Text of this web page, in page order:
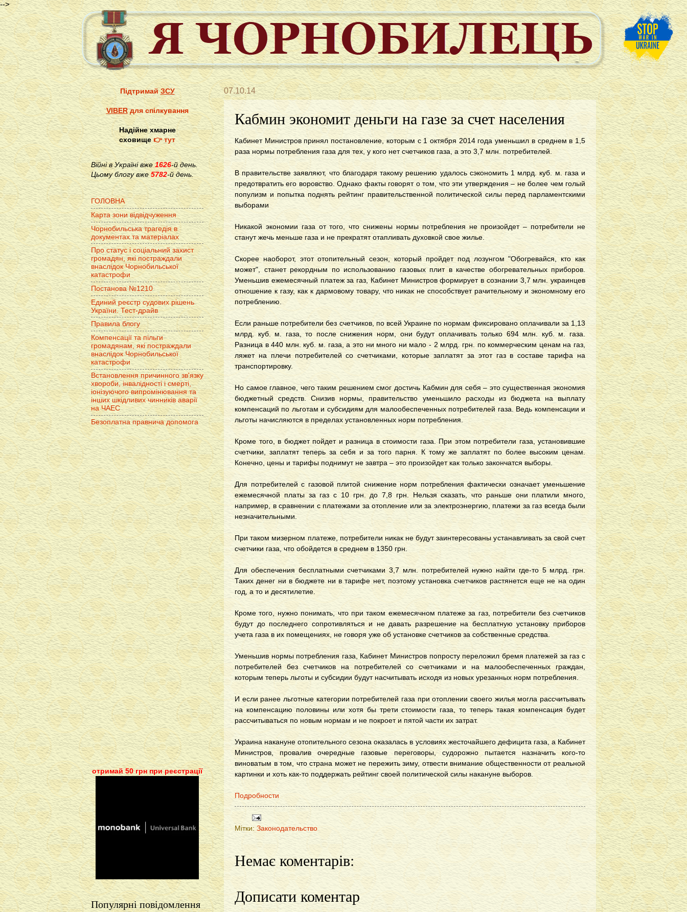
-->
07.10.14
Кабмин экономит деньги на газе за счет населения
Кабинет Министров принял постановление, которым с 1 октября 2014 года уменьшил в среднем в 1,5
раза нормы потребления газа для тех, у кого нет счетчиков газа, а это 3,7 млн. потребителей.
В правительстве заявляют, что благодаря такому решению удалось сэкономить 1 млрд. куб. м. газа и
предотвратить его воровство. Однако факты говорят о том, что эти утверждения – не более чем голый
популизм и попытка поднять рейтинг правительственной политической силы перед парламентскими
выборами
Никакой экономии газа от того, что снижены нормы потребления не произойдет – потребители не
станут жечь меньше газа и не прекратят отапливать духовкой свое жилье.
Скорее наоборот, этот отопительный сезон, который пройдет под лозунгом "Обогревайся, кто как
может", станет рекордным по использованию газовых плит в качестве обогревательных приборов.
Уменьшив ежемесячный платеж за газ, Кабинет Министров формирует в сознании 3,7 млн. украинцев
отношение к газу, как к дармовому товару, что никак не способствует рачительному и экономному его
потреблению.
Если раньше потребители без счетчиков, по всей Украине по нормам фиксировано оплачивали за 1,13
млрд. куб. м. газа, то после снижения норм, они будут оплачивать только 694 млн. куб. м. газа.
Разница в 440 млн. куб. м. газа, а это ни много ни мало - 2 млрд. грн. по коммерческим ценам на газ,
ляжет на плечи потребителей со счетчиками, которые заплатят за этот газ в составе тарифа на
транспортировку.
Но самое главное, чего таким решением смог достичь Кабмин для себя – это существенная экономия
бюджетный средств. Снизив нормы, правительство уменьшило расходы из бюджета на выплату
компенсаций по льготам и субсидиям для малообеспеченных потребителей газа. Ведь компенсации и
льготы начисляются в пределах установленных норм потребления.
Кроме того, в бюджет пойдет и разница в стоимости газа. При этом потребители газа, установившие
счетчики, заплатят теперь за себя и за того парня. К тому же заплатят по более высоким ценам.
Конечно, цены и тарифы поднимут не завтра – это произойдет как только закончатся выборы.
Для потребителей с газовой плитой снижение норм потребления фактически означает уменьшение
ежемесячной платы за газ с 10 грн. до 7,8 грн. Нельзя сказать, что раньше они платили много,
например, в сравнении с платежами за отопление или за электроэнергию, платежи за газ всегда были
незначительными.
При таком мизерном платеже, потребители никак не будут заинтересованы устанавливать за свой счет
счетчики газа, что обойдется в среднем в 1350 грн.
Для обеспечения бесплатными счетчиками 3,7 млн. потребителей нужно найти где-то 5 млрд. грн.
Таких денег ни в бюджете ни в тарифе нет, поэтому установка счетчиков растянется еще не на один
год, а то и десятилетие.
Кроме того, нужно понимать, что при таком ежемесячном платеже за газ, потребители без счетчиков
будут до последнего сопротивляться и не давать разрешение на бесплатную установку приборов
учета газа в их помещениях, не говоря уже об установке счетчиков за собственные средства.
Уменьшив нормы потребления газа, Кабинет Министров попросту переложил бремя платежей за газ с
потребителей без счетчиков на потребителей со счетчиками и на малообеспеченных граждан,
которым теперь льготы и субсидии будут насчитывать исходя из новых урезанных норм потребления.
И если ранее льготные категории потребителей газа при отоплении своего жилья могла рассчитывать
на компенсацию половины или хотя бы трети стоимости газа, то теперь такая компенсация будет
рассчитываться по новым нормам и не покроет и пятой части их затрат.
Украина накануне отопительного сезона оказалась в условиях жесточайшего дефицита газа, а Кабинет
Министров, провалив очередные газовые переговоры, судорожно пытается назначить кого-то
виноватым в том, что страна может не пережить зиму, отвести внимание общественности от реальной
картинки и хоть как-то поддержать рейтинг своей политической силы накануне выборов.
Подробности
Мітки: Законодательство
Немає коментарів:
Дописати коментар
ПідтримайЗСУ
VIBERдля спілкування
Надійне хмарне
сховище👉 тут
Війні в Україні вже1626-й день.
Цьому блогу вже 5782-й день.
ГОЛОВНА
Карта зони відвідчуження
Чорнобильська трагедія в
документах та матеріалах
Про статус і соціальний захист
громадян, які постраждали
внаслідок Чорнобильської
катастрофи
Постанова №1210
Единий реєстр судових рішень
України. Тест-драйв
Правила блогу
Компенсації та пільги
громадянам, які постраждали
внаслідок Чорнобильської
катастрофи
Встановлення причинного зв'язку
хвороби, інвалідності і смерті,
іонізуючого випромінювання та
інших шкідливих чинників аварії
на ЧАЕС
Безоплатна правнича допомога
отримай 50 грн при реєстрації
Популярні повідомлення